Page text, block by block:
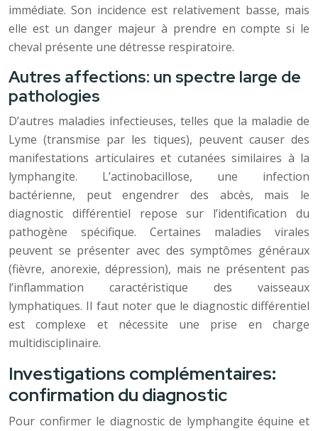
immédiate. Son incidence est relativement basse, mais
elle est un danger majeur à prendre en compte si le
cheval présente une détresse respiratoire.
Autres affections: un spectre large de
pathologies
D’autres maladies infectieuses, telles que la maladie de
Lyme (transmise par les tiques), peuvent causer des
manifestations articulaires et cutanées similaires à la
lymphangite. L’actinobacillose, une infection
bactérienne, peut engendrer des abcès, mais le
diagnostic différentiel repose sur l’identification du
pathogène spécifique. Certaines maladies virales
peuvent se présenter avec des symptômes généraux
(fièvre, anorexie, dépression), mais ne présentent pas
l’inflammation caractéristique des vaisseaux
lymphatiques. Il faut noter que le diagnostic différentiel
est complexe et nécessite une prise en charge
multidisciplinaire.
Investigations complémentaires:
confirmation du diagnostic
Pour confirmer le diagnostic de lymphangite équine et